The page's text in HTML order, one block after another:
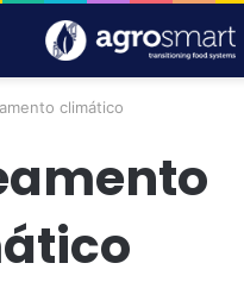
climático